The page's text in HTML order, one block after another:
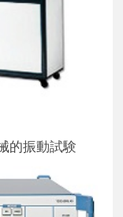
的振動試験